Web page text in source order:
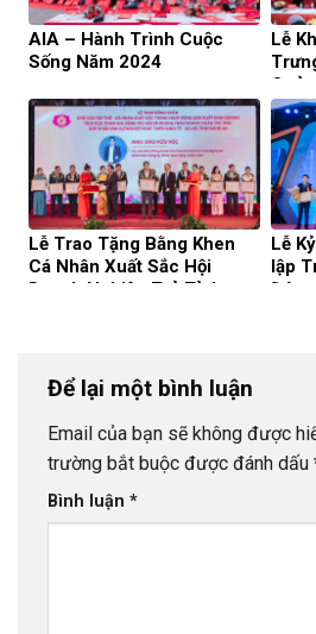
AIA – Hành Trình Cuộc
Sống Năm 2024
Lễ
Lễ Trao Tặng Bằng Khen
Cá Nhân Xuất Sắc Hội
Doanh Nghiệp Trẻ Tỉnh
Lễ
lập
Đức
Để lại một bình luận
Email của bạn sẽ không được
trường bắt buộc được đánh dấu
Bình luận *